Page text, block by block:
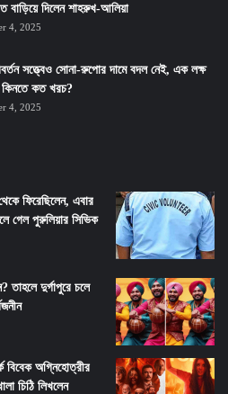
বাড়িয়ে দিলেন শাহরুখ-আলিয়া
4, 2025
সত্ত্বেও সোনা-রুপোর দামে বদল নেই, এক লক্ষ
কিনতে কত খরচ?
4, 2025
ফিরেছিলেন, এবার
গেল পুরুলিয়ার সিভিক
দুর্গাপুরে চলে
বিবেক অগ্নিহোত্রীর
চিঠি লিখলেন